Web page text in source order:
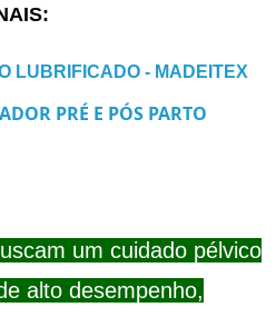
LUBRIFICADO - MADEITEX
PRÉ E PÓS PARTO
um cuidado pélvico
alto desempenho,